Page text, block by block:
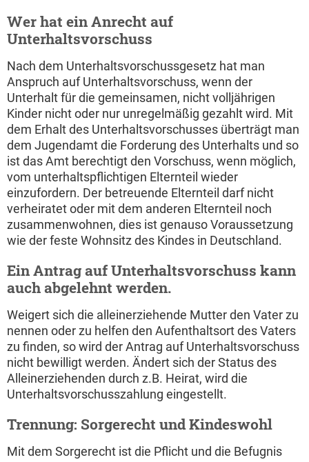
Wer hat ein Anrecht auf
Unterhaltsvorschuss
Nach dem Unterhaltsvorschussgesetz hat man
Anspruch auf Unterhaltsvorschuss, wenn der
Unterhalt für die gemeinsamen, nicht volljährigen
Kinder nicht oder nur unregelmäßig gezahlt wird. Mit
dem Erhalt des Unterhaltsvorschusses überträgt man
dem Jugendamt die Forderung des Unterhalts und so
ist das Amt berechtigt den Vorschuss, wenn möglich,
vom unterhaltspflichtigen Elternteil wieder
einzufordern. Der betreuende Elternteil darf nicht
verheiratet oder mit dem anderen Elternteil noch
zusammenwohnen, dies ist genauso Voraussetzung
wie der feste Wohnsitz des Kindes in Deutschland.
Ein Antrag auf Unterhaltsvorschuss kann
auch abgelehnt werden.
Weigert sich die alleinerziehende Mutter den Vater zu
nennen oder zu helfen den Aufenthaltsort des Vaters
zu finden, so wird der Antrag auf Unterhaltsvorschuss
nicht bewilligt werden. Ändert sich der Status des
Alleinerziehenden durch z.B. Heirat, wird die
Unterhaltsvorschusszahlung eingestellt.
Trennung: Sorgerecht und Kindeswohl
Mit dem Sorgerecht ist die Pflicht und die Befugnis